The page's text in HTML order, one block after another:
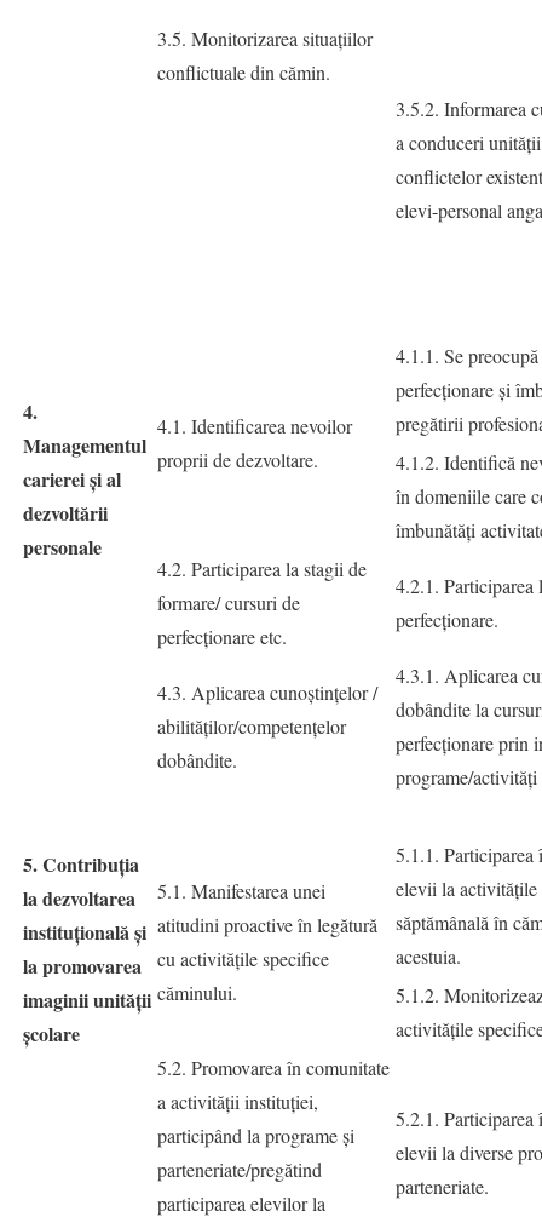
3.5. Monitorizarea situaţiilor
conflictuale din cămin.
3.5.2. Informarea
a conduceri
conflictelor
elevi-personal
4.
Managementul
carierei și al
dezvoltării
personale
4.1. Identificarea nevoilor
proprii de dezvoltare.
4.1.1. Se
perfecţionare şi
pregătirii
4.1.2. Identifică
în domeniile care
îmbunătăţi
4.2. Participarea la stagii de
formare/ cursuri de
perfecţionare etc.
4.2.1. Participarea
perfecţionare.
4.3. Aplicarea cunoştinţelor /
abilităţilor/competenţelor
dobândite.
4.3.1. Aplicarea
dobândite la
perfecţionare prin
programe/
5. Contribuția
la dezvoltarea
instituțională și
la promovarea
imaginii unității
școlare
5.1. Manifestarea unei
atitudini proactive în legătură
cu activităţile specifice
căminului.
5.1.1. Participarea
elevii la activităţile
săptămânală în
acestuia.
5.1.2.
activităţile
5.2. Promovarea în comunitate
a activităţii instituţiei,
participând la programe şi
parteneriate/pregătind
participarea elevilor la
5.2.1. Participarea
elevii la diverse
parteneriate.